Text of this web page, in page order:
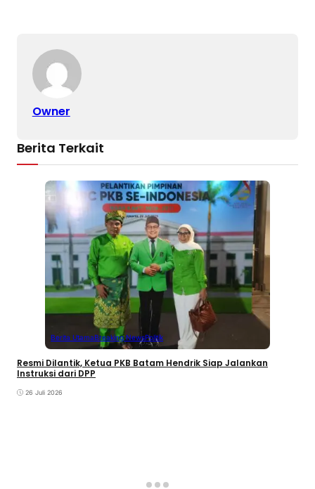
Owner
Berita Terkait
Berita UtamaBreaking NewsPolitik
Resmi Dilantik, Ketua PKB Batam Hendrik Siap Jalankan
Instruksi dari DPP
26 Juli 2026